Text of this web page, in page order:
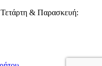
Τετάρτη & Παρασκευή: